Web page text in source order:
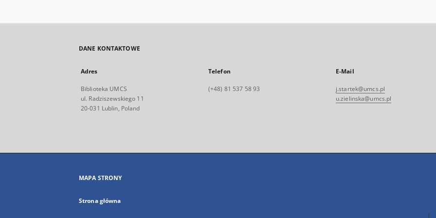
DANE KONTAKTOWE
Adres
Biblioteka UMCS
ul. Radziszewskiego 11
20-031 Lublin, Poland
Telefon
(+48) 81 537 58 93
E-Mail
j.startek@umcs.pl
u.zielinska@umcs.pl
MAPA STRONY
Strona główna